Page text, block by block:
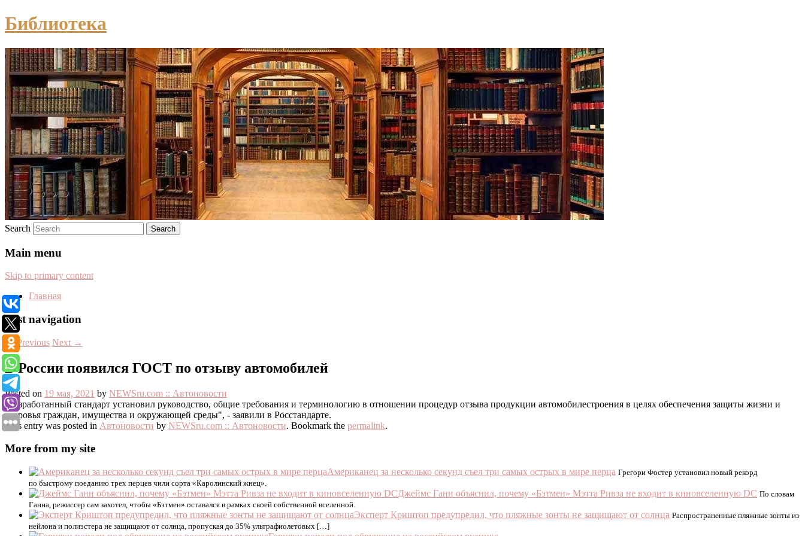
Библиотека
Search
Main menu
Skip to primary content
Главная
Post navigation
←Previous Next →
В России появился ГОСТ по отзыву автомобилей
Posted on 19 мая, 2021 by NEWSru.com :: Автоновости
"Разработанный стандарт установил руководство, общие требования и терминологию в отношении процедур отзыва продукции автомобилестроения в целях обеспечения защиты жизни и
здоровья граждан, имущества и окружающей среды", - заявили в Росстандарте.
This entry was posted in Автоновости by NEWSru.com :: Автоновости. Bookmark the permalink.
More from my site
Американец за несколько секунд съел три самых острых в мире перца Грегори Фостер установил новый рекорд
по быстрому поеданию трех перцев чили сорта «Каролинский жнец».
Джеймс Ганн объяснил, почему «Бэтмен» Мэтта Ривза не входит в киновселенную DC По словам
Ганна, режиссер сам захотел, чтобы «Бэтмен» оставался в рамках своей собственной вселенной.
Эксперт Криштоп предупредил, что пляжные зонты не защищают от солнца Распространенные пляжные зонты из
нейлона и полиэстера не защищают от солнца, пропуская до 35% ультрафиолетовых […]